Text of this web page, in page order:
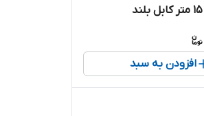
تکفاز برونل ۱۵ متر کابل بلند
افزودن به سبد